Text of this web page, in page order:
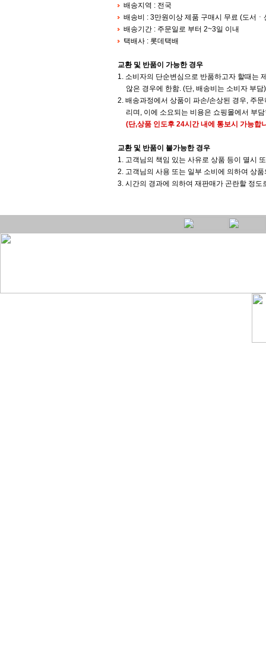
배송지역 : 전국
배송비 : 3만원이상 제품 구매시 무료 (도서
배송기간 : 주문일로 부터 2~3일 이내
택배사 : 롯데택배
교환 및 반품이 가능한 경우
1. 소비자의 단순변심으로 반품하고자 할때는
않은 경우에 한함. (단, 배송비는 소비자 부담)
2. 배송과정에서 상품이 파손/손상된 경우, 주
리며, 이에 소요되는 비용은 쇼핑몰에서 부
(단,상품 인도후 24시간 내에 통보시 가능합
교환 및 반품이 불가능한 경우
1. 고객님의 책임 있는 사유로 상품 등이 멸시
2. 고객님의 사용 또는 일부 소비에 의하여 상
3. 시간의 경과에 의하여 재판매가 곤란할 정